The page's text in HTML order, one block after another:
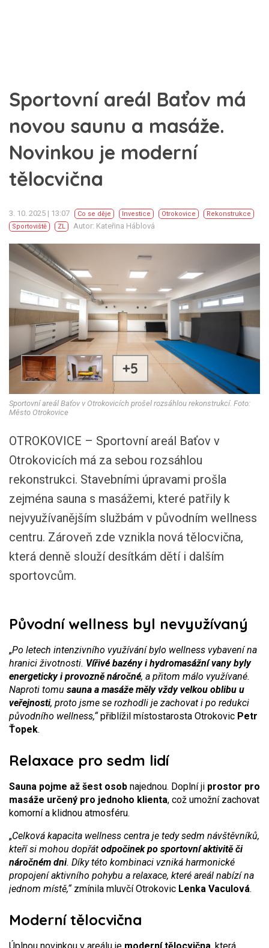
Sportovní areál Baťov má
novou saunu a masáže.
Novinkou je moderní
tělocvična
3. 10. 2025 | 13:07 Co se děje Investice Otrokovice
Rekonstrukce
Sportoviště
ZL Autor: Kateřina Háblová
+5
Sportovní areál Baťov v Otrokovicích prošel rozsáhlou rekonstrukcí. Foto:
Město Otrokovice
OTROKOVICE – Sportovní areál Baťov v
Otrokovicích má za sebou rozsáhlou
rekonstrukci. Stavebními úpravami prošla
zejména sauna s masážemi, které patřily k
nejvyužívanějším službám v původním wellness
centru. Zároveň zde vznikla nová tělocvična,
která denně slouží desítkám dětí i dalším
sportovcům.
Původní wellness byl nevyužívaný
„Po letech intenzivního využívání bylo wellness vybavení na
hranici životnosti. Vířivé bazény i hydromasážní vany byly
energeticky i provozně náročné, a přitom málo využívané.
Naproti tomu sauna a masáže měly vždy velkou oblibu u
veřejnosti, proto jsme se rozhodli je zachovat i po redukci
původního wellness,“přiblížil místostarosta Otrokovic Petr
Ťopek.
Relaxace pro sedm lidí
Sauna pojme až šest osob najednou. Doplní ji prostor pro
masáže určený pro jednoho klienta, což umožní zachovat
komorní a klidnou atmosféru.
„Celková kapacita wellness centra je tedy sedm návštěvníků,
kteří si mohou dopřát odpočinek po sportovní aktivitě či
náročném dni. Díky této kombinaci vzniká harmonické
propojení aktivního pohybu a relaxace, které areál nabízí na
jednom místě,“zmínila mluvčí Otrokovic Lenka Vaculová.
Moderní tělocvična